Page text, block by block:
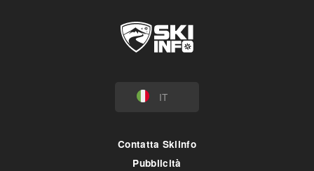
IT
Contatta Skiinfo
Pubblicità